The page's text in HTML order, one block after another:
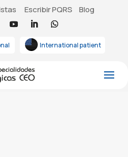
Escribir PQRS Blog
International patient